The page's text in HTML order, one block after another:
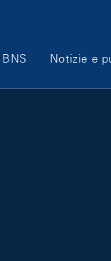
NavigationNotizie e